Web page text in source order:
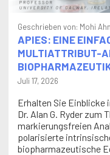
Geschrieben von: Mohi
APIES: EINE
MULTIATTRIBUT-
Juli 17, 2026
Erhalten Sie Einblicke
Dr. Alan G. Ryder zum
markierungsfreien
polarisierte
biopharmazeutische